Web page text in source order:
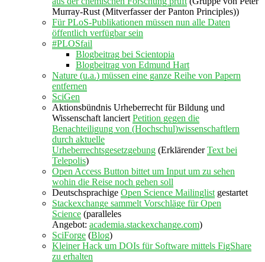
Murray-Rust (Mitverfasser der Panton Principles))
Für PLoS-Publikationen müssen nun alle Daten
öffentlich verfügbar sein
#PLOSfail
Blogbeitrag bei Scientopia
Blogbeitrag von Edmund Hart
Nature (u.a.) müssen eine ganze Reihe von Papern
entfernen
SciGen
Aktionsbündnis Urheberrecht für Bildung und
Wissenschaft lanciert Petition gegen die
Benachteiligung von (Hochschul)wissenschaftlern
durch aktuelle
Urheberrechtsgesetzgebung (ErklärenderText bei
Telepolis)
Open Access Button bittet um Input um zu sehen
wohin die Reise noch gehen soll
Deutschsprachige Open Science Mailinglist gestartet
Stackexchange sammelt Vorschläge für Open
Science (paralleles
Angebot: academia.stackexchange.com)
SciForge (Blog)
Kleiner Hack um DOIs für Software mittels FigShare
zu erhalten